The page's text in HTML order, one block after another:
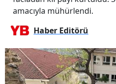
amacıyla mühürlendi.
Haber Editörü